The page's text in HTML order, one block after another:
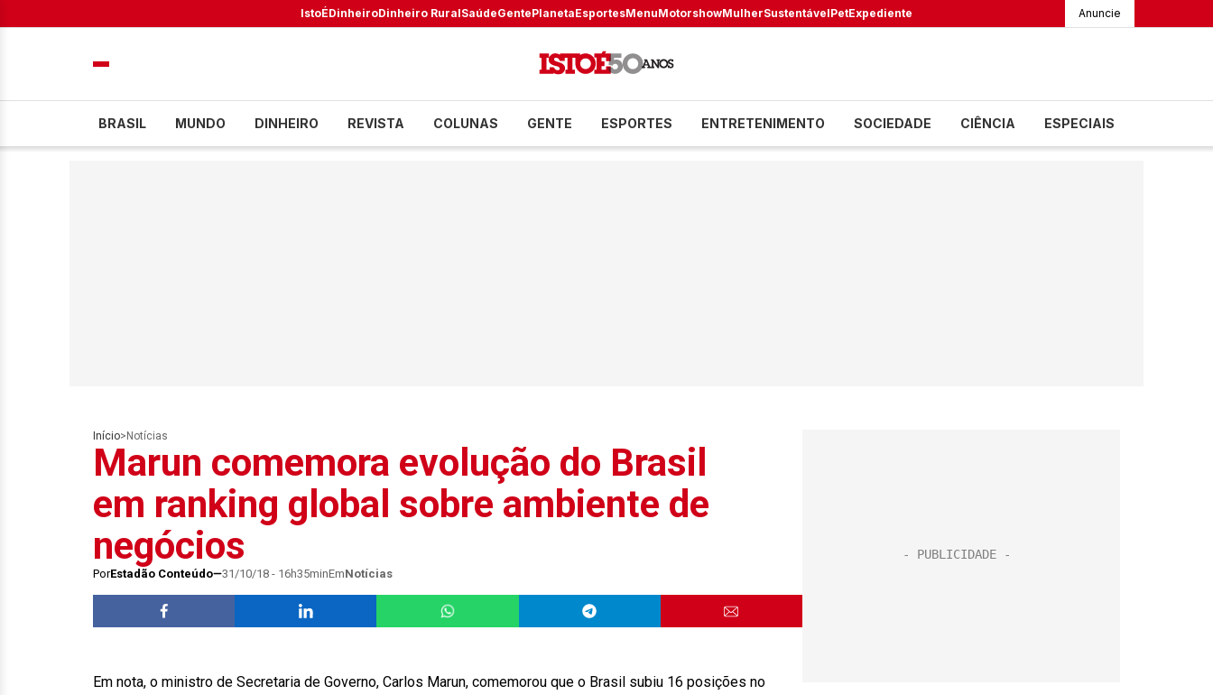
IstoÉDinheiroDinheiro RuralSaúdeGentePlanetaEsportesMenuMotorshowMulherSustentávelPetExpediente Anuncie
BRASIL MUNDO DINHEIRO REVISTA COLUNAS GENTE ESPORTES ENTRETENIMENTO SOCIEDADE CIÊNCIA ESPECIAIS
Início> Notícias
Marun comemora evolução do Brasil
em ranking global sobre ambiente de
negócios
PorEstadão Conteúdo 31/10/18 - 16h35minEmNotícias
Em nota, o ministro de Secretaria de Governo, Carlos Marun, comemorou que o Brasil subiu 16 posições no